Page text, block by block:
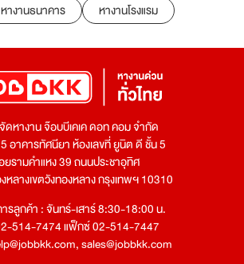
หางานธนาคาร หางานโรงแรม
ดหางาน จ๊อบบีเคเค ดอท คอม จำกัด
อาคารทัศนียา ห้องเลขที่ ยูนิต ดี ชั้น 5
ยรามคำแหง 39 ถนนประชาอุทิศ
หลางเขตวังทองหลาง กรุงเทพฯ 10310
รลูกค้า : จันทร์-เสาร์ 8:30-18:00 น.
514-7474 แฟ็กซ์ 02-514-7447
,sales@jobbkk.com